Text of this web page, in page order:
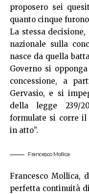
proposero sei
quanto cinque
La stessa
nazionale sulla
nasce da quella
Governo si
concessione, a
Gervasio, e si
della legge 239/
formulate si corre il
in atto”.
Francesco Mollica
Francesco Mollica,
perfetta continuità